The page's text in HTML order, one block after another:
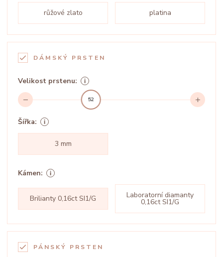
růžové zlato platina
DÁMSKÝ PRSTEN
Velikost prstenu:
52
Šířka:
3 mm
Kámen:
Brilianty 0,16ct SI1/G Laboratorní diamanty
0,16ct SI1/G
PÁNSKÝ PRSTEN